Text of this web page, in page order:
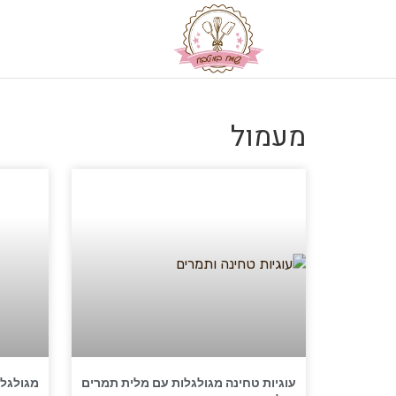
מעמול
עוגיות טחינה מגולגלות עם מלית תמרים